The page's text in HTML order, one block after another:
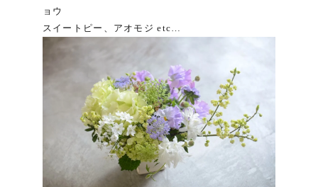
ョウ
スイートピー、アオモジ etc…